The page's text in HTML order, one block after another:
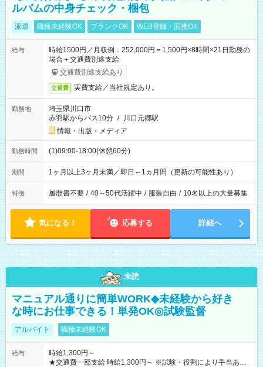
ルバムの中身チェック・梱包
派遣 職種未経験OK ブランクOK WEB登録・面接OK
給与
時給1500円／月収例：252,000円＝1,500円×8時間×21日勤務の
場合＋交通費別途支給
交通費別途支給あり
交通費 実費支給／当社規定あり。
勤務地
埼玉県川口市
赤羽駅からバス10分 / 川口元郷駅
情報・出版・メディア
勤務時間 (1)09:00-18:00(休憩60分)
期間 1ヶ月以上3ヶ月未満／即日～1ヵ月間（更新の可能性あり）
特徴 履歴書不要 / 40～50代活躍中 / 服装自由 / 10名以上の大量募集
気になる！ 応募する 詳細へ
未読
マニュアル通りに簡単WORK◆未経験から好き
な時にお仕事できる！単発OK◎試験監督
アルバイト 職種未経験OK
給与
時給1,300円～
★交通費一部支給 時給1,300円～ ※試験・役割により手当あり